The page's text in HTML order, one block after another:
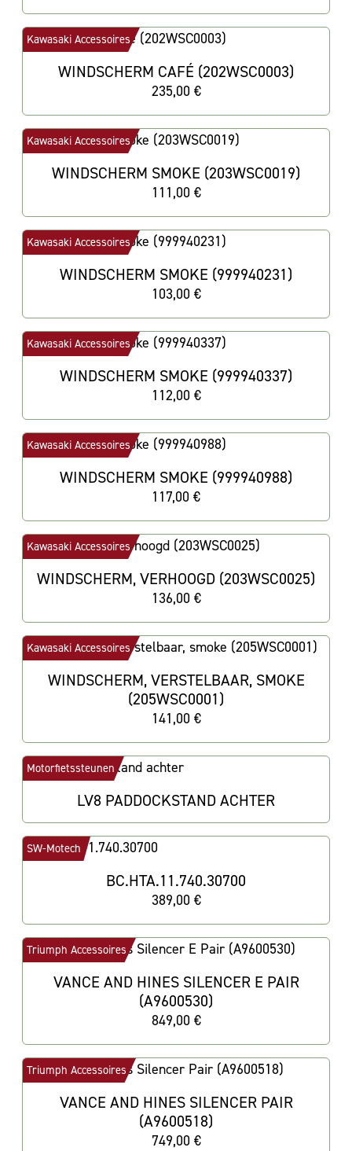
Kawasaki Accessoires
WINDSCHERM CAFÉ (202WSC0003)
235,00 €
Kawasaki Accessoires
WINDSCHERM SMOKE (203WSC0019)
111,00 €
Kawasaki Accessoires
WINDSCHERM SMOKE (999940231)
103,00 €
Kawasaki Accessoires
WINDSCHERM SMOKE (999940337)
112,00 €
Kawasaki Accessoires
WINDSCHERM SMOKE (999940988)
117,00 €
Kawasaki Accessoires
WINDSCHERM, VERHOOGD (203WSC0025)
136,00 €
Kawasaki Accessoires
WINDSCHERM, VERSTELBAAR, SMOKE
(205WSC0001)
141,00 €
Motorfietssteunen
LV8 PADDOCKSTAND ACHTER
SW-Motech
BC.HTA.11.740.30700
389,00 €
Triumph Accessoires
VANCE AND HINES SILENCER E PAIR
(A9600530)
849,00 €
Triumph Accessoires
VANCE AND HINES SILENCER PAIR
(A9600518)
749,00 €